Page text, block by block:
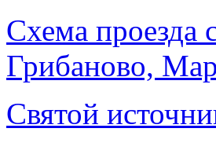
Схема проезда
Грибаново,
Святой